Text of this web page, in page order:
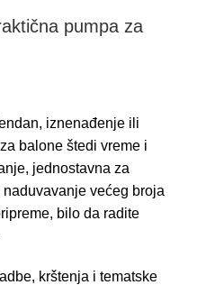
pumpa za
iznenađenje ili
balone štedi vreme i
jednostavna za
većeg broja
bilo da radite
krštenja i tematske